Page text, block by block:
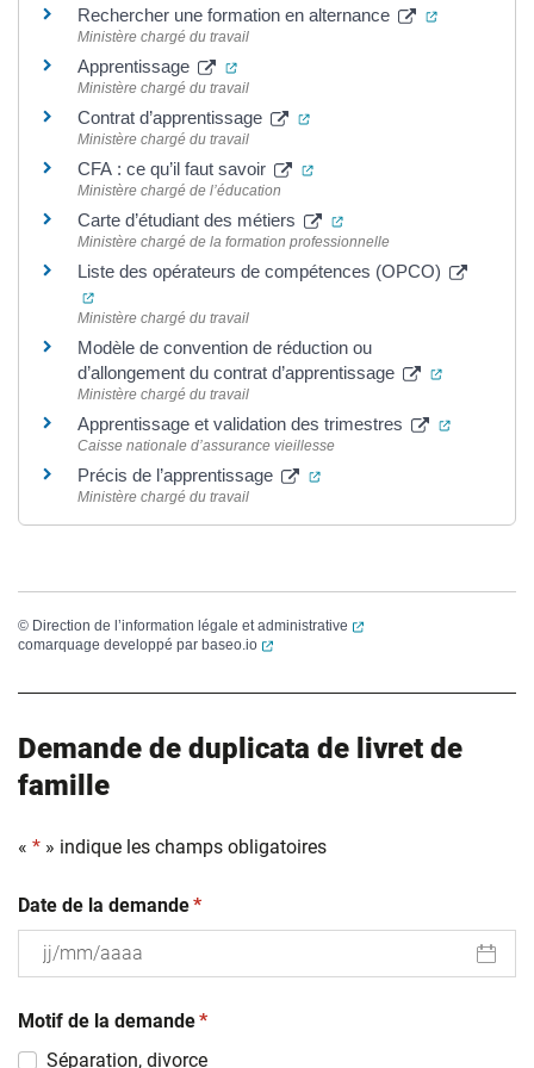
Rechercher une formation en alternance (ouverture
Ministère chargé du travail
Apprentissage (ouverture dans un nouvel onglet)
Ministère chargé du travail
Contrat d’apprentissage (ouverture dans un nouvel
Ministère chargé du travail
CFA : ce qu’il faut savoir (ouverture dans un nouvel
Ministère chargé de l’éducation
Carte d’étudiant des métiers (ouverture dans un
Ministère chargé de la formation professionnelle
Liste des opérateurs de compétences (OPCO)
(ouverture dans un nouvel onglet)
Ministère chargé du travail
Modèle de convention de réduction ou
d’allongement du contrat d’apprentissage
(ouverture
Ministère chargé du travail
Apprentissage et validation des trimestres (ouverture
Caisse nationale d’assurance vieillesse
Précis de l’apprentissage (ouverture dans un nouvel
Ministère chargé du travail
© Direction de l’information légale et administrative
(ouverture dans un
comarquage developpé par baseo.io (ouverture dans un nouvel onglet)
Demande de duplicata de livret de
famille
« * » indique les champs obligatoires
Date de la demande(obligatoire)
*
slash
MM
Motif de la demande(obligatoire)
*
Séparation, divorce